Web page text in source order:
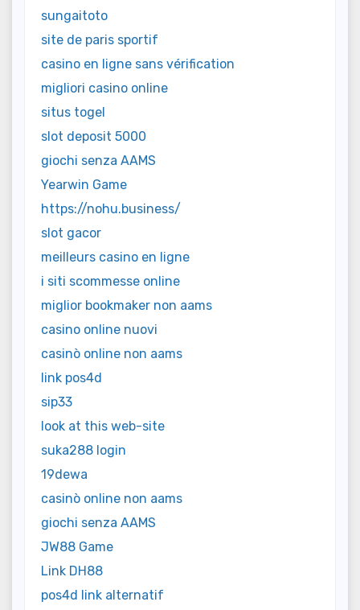
sungaitoto
site de paris sportif
casino en ligne sans vérification
migliori casino online
situs togel
slot deposit 5000
giochi senza AAMS
Yearwin Game
https://nohu.business/
slot gacor
meilleurs casino en ligne
i siti scommesse online
miglior bookmaker non aams
casino online nuovi
casinò online non aams
link pos4d
sip33
look at this web-site
suka288 login
19dewa
casinò online non aams
giochi senza AAMS
JW88 Game
Link DH88
pos4d link alternatif